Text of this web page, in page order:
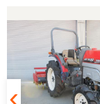
丁寧な
福岡県／
丁寧なご
させて頂